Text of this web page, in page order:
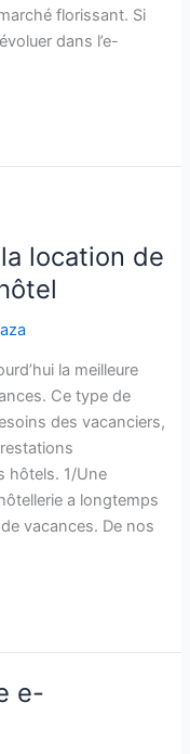
florissant. Si
dans l’e-
location de
la meilleure
Ce type de
des vacanciers,
hôtels. 1/Une
a longtemps
vacances. De nos
e-